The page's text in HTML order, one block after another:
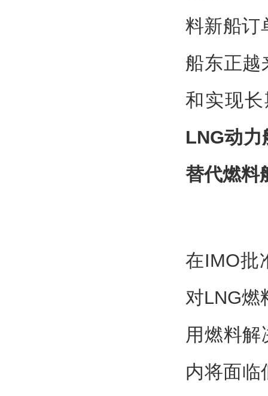
料新船订
船东正越
和实现
LNG动
替代燃料
在IMO批
对LNG燃
用燃料
内将面临